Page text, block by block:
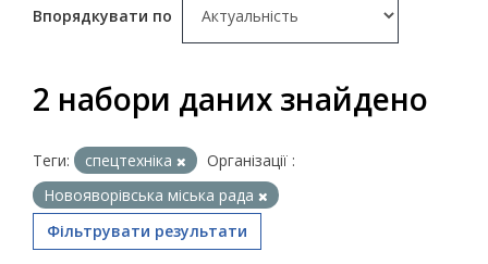
Впорядкувати по
2 набори даних знайдено
Теги: спецтехніка
Організації :
Новояворівська міська рада
Фільтрувати результати